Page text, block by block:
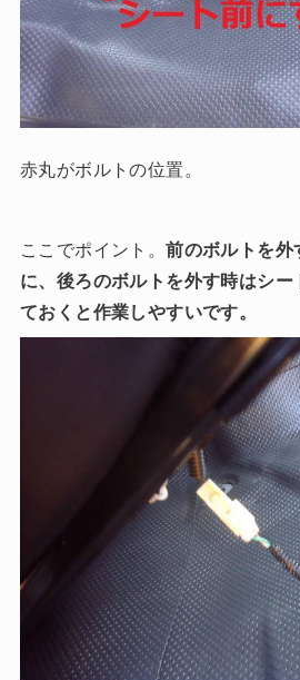
赤丸がボルトの位置。
ここでポイント。前のボルトを外
に、後ろのボルトを外す時はシ
ておくと作業しやすいです。